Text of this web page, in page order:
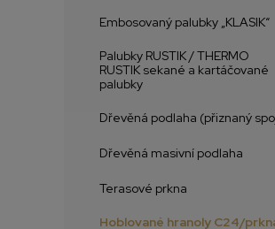
Embosovaný palubky „KLASIK“
Palubky RUSTIK / THERMO
RUSTIK sekané a kartáčované
palubky
Dřevěná podlaha (přiznaný
Dřevěná masivní podlaha
Terasové prkna
Hoblované hranoly C24/